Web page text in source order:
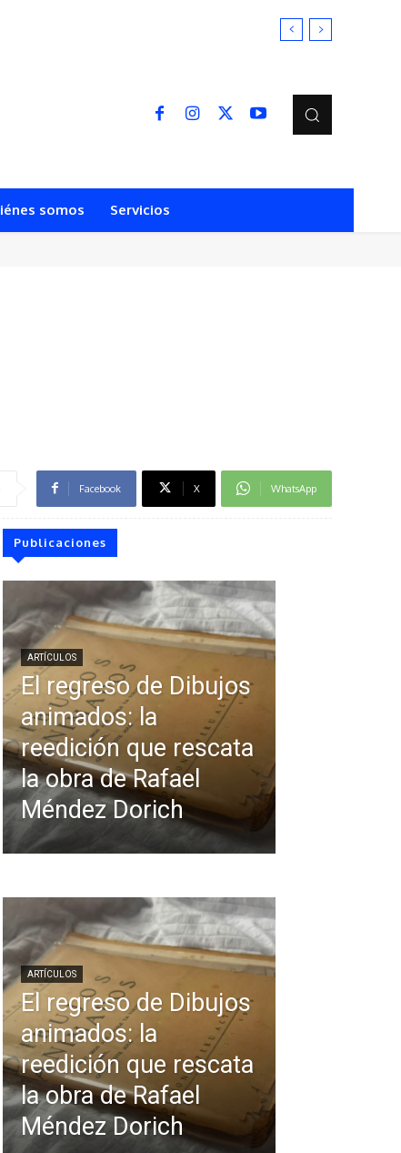
somos Servicios
Facebook X WhatsApp
Publicaciones
ARTÍCULOS
El regreso de Dibujos
animados: la
reedición que rescata
la obra de Rafael
Méndez Dorich
ARTÍCULOS
El regreso de Dibujos
animados: la
reedición que rescata
la obra de Rafael
Méndez Dorich